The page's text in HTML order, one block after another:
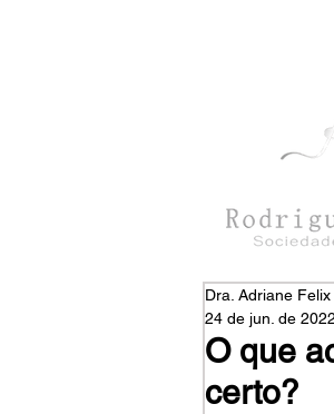
O que
certo?
Dra. Adriane Felix
24 de jun. de 2022